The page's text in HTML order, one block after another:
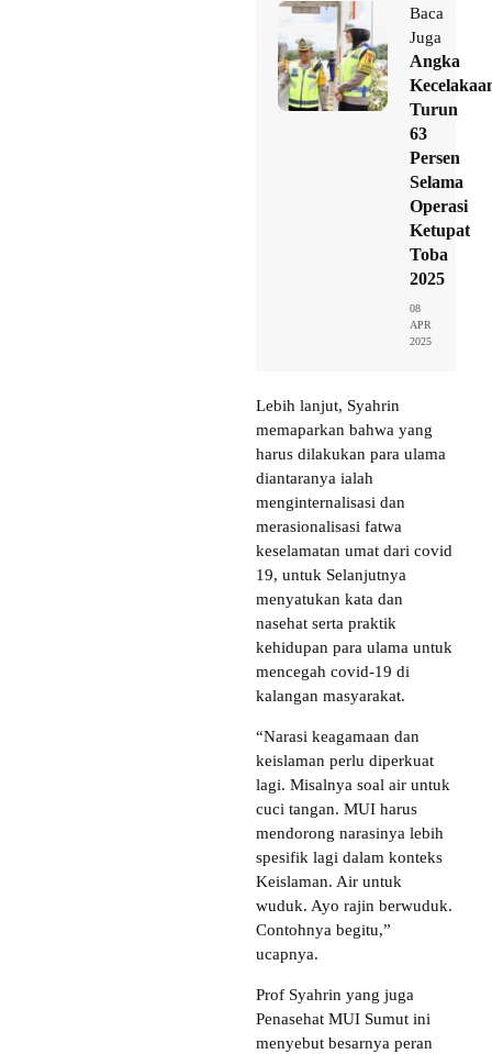
Baca
Juga
Angka
Turun
63
Persen
Selama
Operasi
Ketupat
Toba
2025
08
APR
2025
Lebih lanjut, Syahrin
memaparkan bahwa yang
harus dilakukan para ulama
diantaranya ialah
menginternalisasi dan
merasionalisasi fatwa
keselamatan umat dari covid
19, untuk Selanjutnya
menyatukan kata dan
nasehat serta praktik
kehidupan para ulama untuk
mencegah covid-19 di
kalangan masyarakat.
“Narasi keagamaan dan
keislaman perlu diperkuat
lagi. Misalnya soal air untuk
cuci tangan. MUI harus
mendorong narasinya lebih
spesifik lagi dalam konteks
Keislaman. Air untuk
wuduk. Ayo rajin berwuduk.
Contohnya begitu,”
ucapnya.
Prof Syahrin yang juga
Penasehat MUI Sumut ini
menyebut besarnya peran